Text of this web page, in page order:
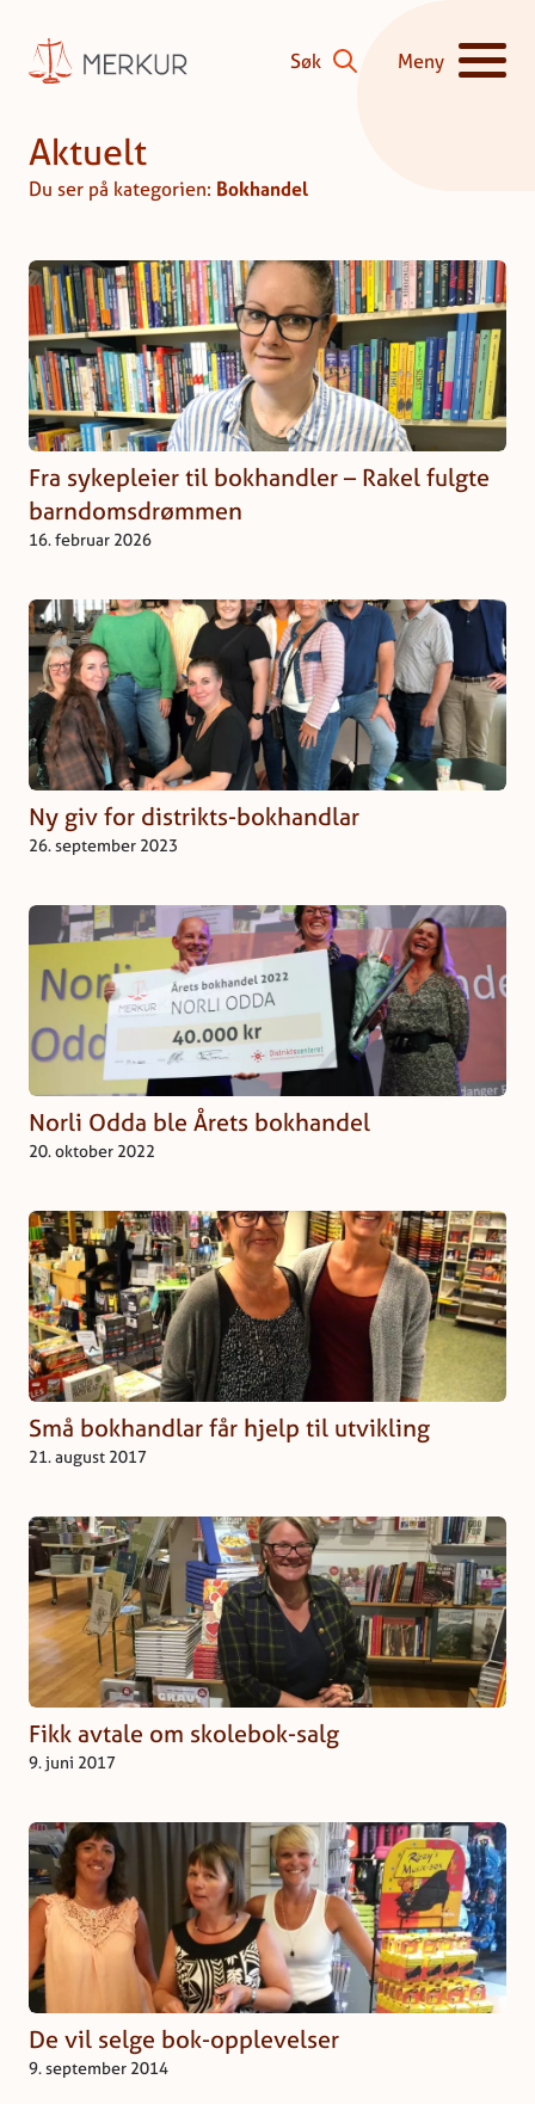
Søk
Meny
Vis/skjul
Aktuelt
Du ser på kategorien: Bokhandel
Fra sykepleier til bokhandler – Rakel fulgte
barndomsdrømmen
16. februar 2026
Ny giv for distrikts-bokhandlar
26. september 2023
Norli Odda ble Årets bokhandel
20. oktober 2022
Små bokhandlar får hjelp til utvikling
21. august 2017
Fikk avtale om skolebok-salg
9. juni 2017
De vil selge bok-opplevelser
9. september 2014